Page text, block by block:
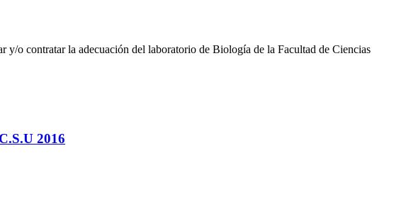
y/o contratar la adecuación del laboratorio de Biología de la Facultad de Ciencias
2016